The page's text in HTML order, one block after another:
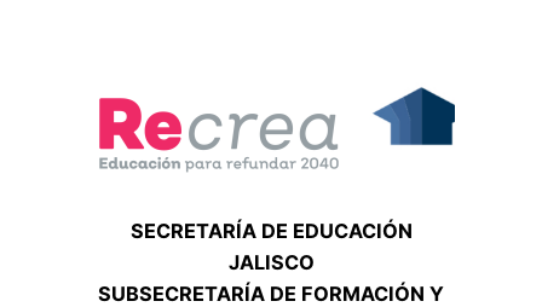
SECRETARÍA DE EDUCACIÓN
JALISCO
SUBSECRETARÍA DE FORMACIÓN Y